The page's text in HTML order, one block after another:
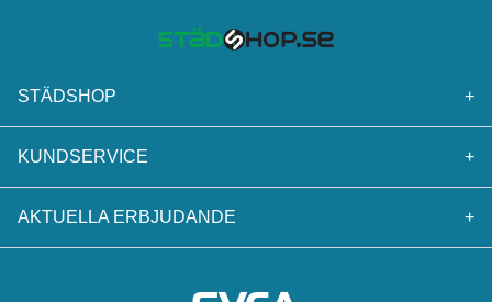
STÄDSHOP +
KUNDSERVICE +
AKTUELLA ERBJUDANDE +